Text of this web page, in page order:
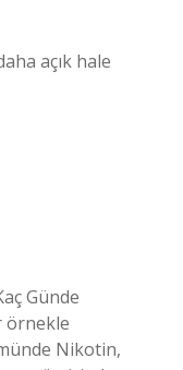
açık hale
Günde
örnekle
Nikotin,